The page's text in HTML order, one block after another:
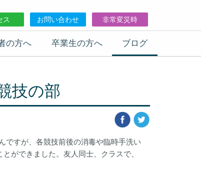
ス お問い合わせ 非常変災時
の方へ 卒業生の方へ ブログ
技の部
ですが、各競技前後の消毒や臨時手洗い
ができました。友人同士、クラスで、